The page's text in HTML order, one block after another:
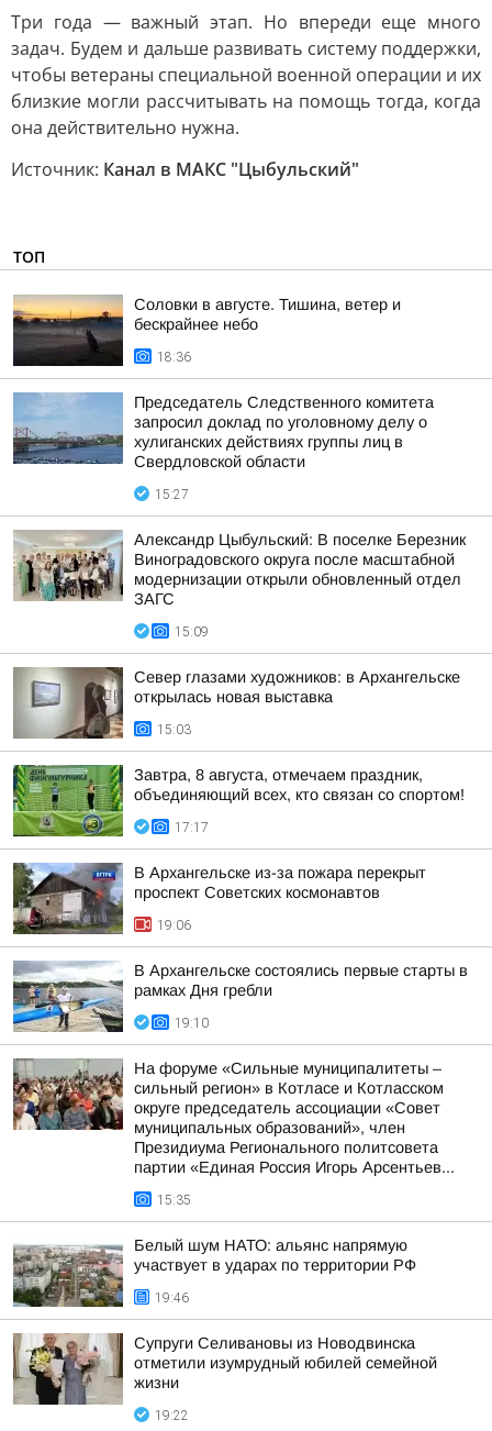
Три года — важный этап. Но впереди еще много
задач. Будем и дальше развивать систему поддержки,
чтобы ветераны специальной военной операции и их
близкие могли рассчитывать на помощь тогда, когда
она действительно нужна.
Источник: Канал в МАКС "Цыбульский"
ТОП
Соловки в августе. Тишина, ветер и
бескрайнее небо
18:36
Председатель Следственного комитета
запросил доклад по уголовному делу о
хулиганских действиях группы лиц в
Свердловской области
15:27
Александр Цыбульский: В поселке Березник
Виноградовского округа после масштабной
модернизации открыли обновленный отдел
ЗАГС
15:09
Север глазами художников: в Архангельске
открылась новая выставка
15:03
Завтра, 8 августа, отмечаем праздник,
объединяющий всех, кто связан со спортом!
17:17
В Архангельске из-за пожара перекрыт
проспект Советских космонавтов
19:06
В Архангельске состоялись первые старты в
рамках Дня гребли
19:10
На форуме «Сильные муниципалитеты –
сильный регион» в Котласе и Котласском
округе председатель ассоциации «Совет
муниципальных образований», член
Президиума Регионального политсовета
партии «Единая Россия Игорь Арсентьев...
15:35
Белый шум НАТО: альянс напрямую
участвует в ударах по территории РФ
19:46
Супруги Селивановы из Новодвинска
отметили изумрудный юбилей семейной
жизни
19:22